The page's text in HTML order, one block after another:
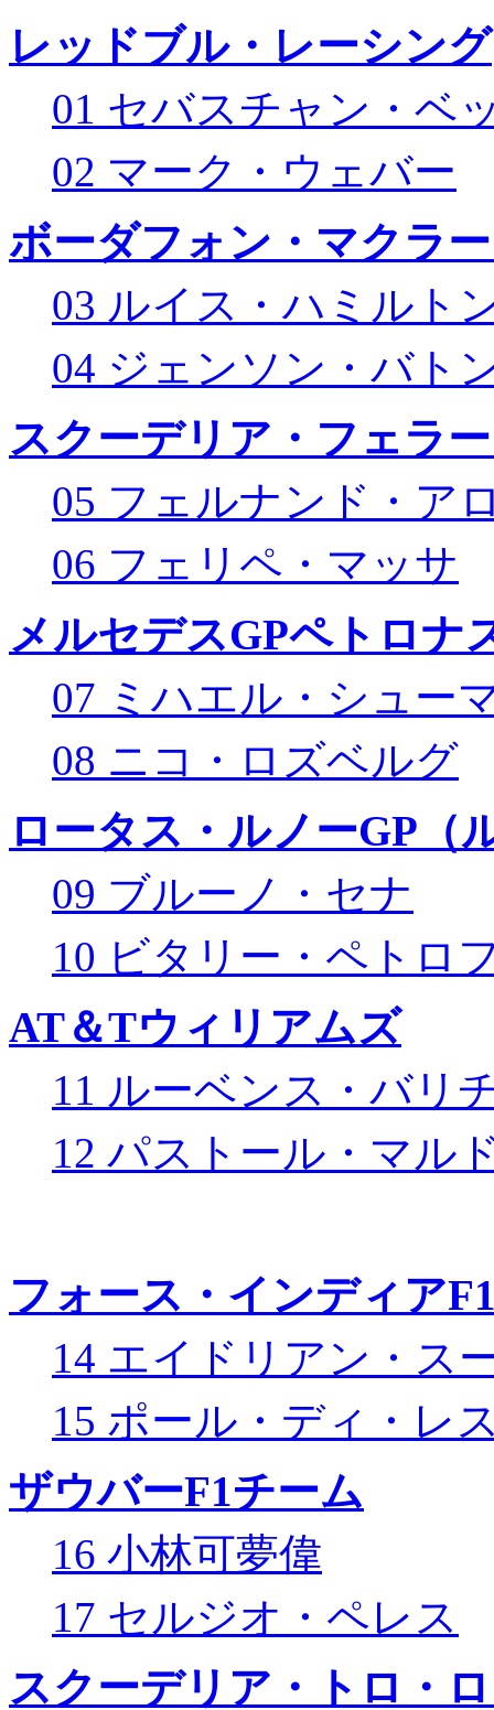
レッドブル・レーシング
01 セバスチャン・ベ
02 マーク・ウェバー
ボーダフォン・マクラ
03 ルイス・ハミルト
04 ジェンソン・バト
スクーデリア・フェラ
05 フェルナンド・ア
06 フェリペ・マッサ
メルセデスGPペトロナ
07 ミハエル・シュー
08 ニコ・ロズベルグ
ロータス・ルノーGP（
09 ブルーノ・セナ
10 ビタリー・ペトロ
AT＆Tウィリアムズ
11 ルーベンス・バリ
12 パストール・マル
フォース・インディア
14 エイドリアン・ス
15 ポール・ディ・レ
ザウバーF1チーム
16 小林可夢偉
17 セルジオ・ペレス
スクーデリア・トロ・